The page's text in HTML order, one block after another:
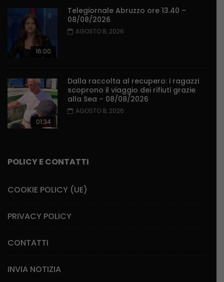
16:00
Telegiornale Abruzzo ore 13.40 –
08/08/2026
AGOSTO 8, 2026
01:34
Dalla raccolta al recupero: i ragazzi
scoprono il viaggio dei rifiuti grazie
alla Sea – 08/08/2026
AGOSTO 8, 2026
POLICY E CONTATTI
COOKIE POLICY (UE)
PRIVACY POLICY
CONTATTI
INVIA NOTIZIA